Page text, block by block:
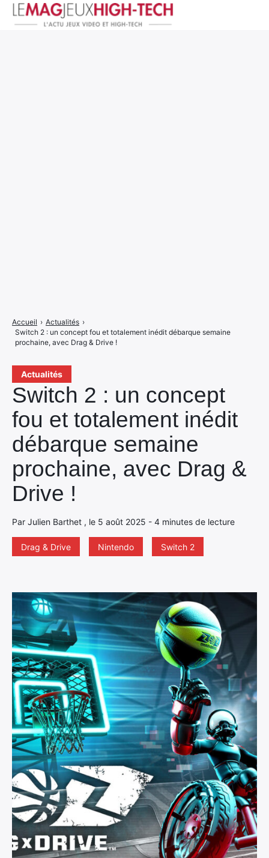
Actualités
Switch 2 : un concept
fou et totalement inédit
débarque semaine
prochaine, avec Drag &
Drive !
Par Julien Barthet , le 5 août 2025 - 4 minutes de lecture
Drag & Drive Nintendo Switch 2
Accueil › Actualités ›
Switch 2 : un concept fou et totalement inédit débarque semaine
prochaine, avec Drag & Drive !